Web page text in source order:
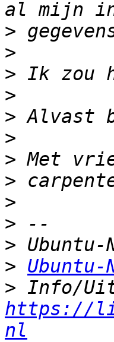
>
>
>
>
>
>
>
>
>
>
>
>
>
https://
nl